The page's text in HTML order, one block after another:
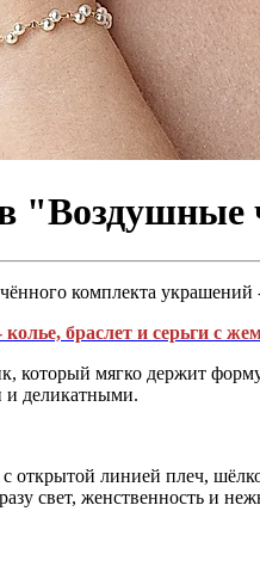
"Воздушные
комплекта
браслет и серьги с
мягко держит
и деликатными.
открытой линией плеч,
свет, женственность и